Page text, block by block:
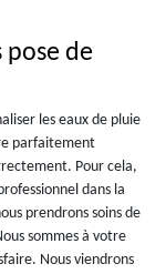
de
les eaux de pluie
parfaitement
Pour cela,
dans la
prendrons soins de
sommes à votre
Nous viendrons